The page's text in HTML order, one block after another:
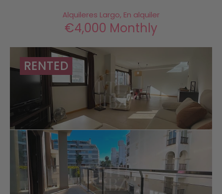
Alquileres Largo, En alquiler
€4,000 Monthly
RENTED